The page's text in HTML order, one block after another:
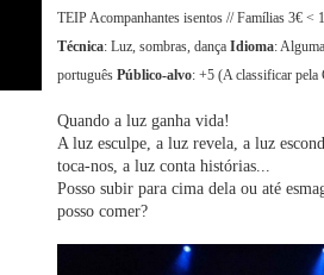
TEIP Acompanhantes isentos // Famílias 3€
Técnica: Luz, sombras, dançaIdioma:
portuguêsPúblico-alvo: +5 (A classificar
Quando a luz ganha vida!
A luz esculpe, a luz revela, a luz
toca-nos, a luz conta histórias...
Posso subir para cima dela ou até
posso comer?